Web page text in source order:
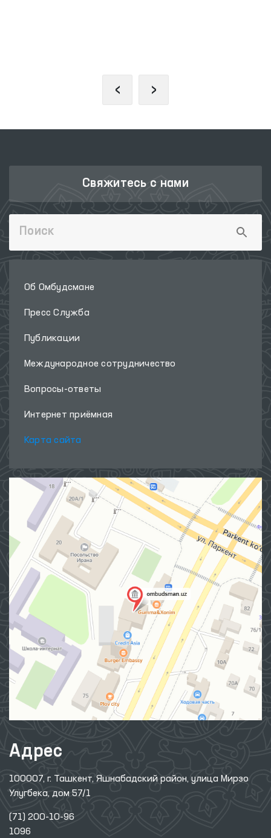
‹ ›
Свяжитесь с нами
Об Омбудсмане
Пресс Служба
Публикации
Международное сотрудничество
Вопросы-ответы
Интернет приёмная
Карта сайта
Адрес
100007, г. Ташкент, Яшнабадский район, улица Мирзо
Улугбека, дом 57/1
(71) 200-10-96
1096